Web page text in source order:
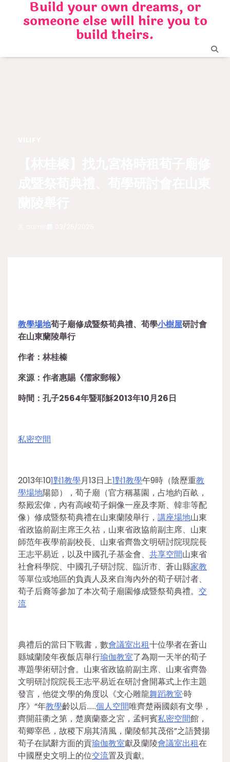
Build your own dreams, or
someone else will hire you to
build theirs.
教學場地荀子廟修成暨祭荀典禮、荀學小樹屋研討會
在山東蘭陵舉行
作者：林桂榛
來源：作者惠賜《儒家郵報》
時間：孔子2564年暨耶穌2013年10月26日
私密空間
2013年101對1教學月13日上1對1教學午9時（陰歷重教
學場地陽節），荀子廟（官方稱墓園，占地約百畝，
祭殿宏偉，內有高峻荀子銅像一座及李斯、韓非等配
像）修成暨祭荀典禮在山東蘭陵舉行， 講座場地山東
省政協前副主席王久祜，山東省政協前副主席、山東
師范年夜學前副校長、山東省齊魯文明研討院現院長
王志平易近，以及中國孔子基金會、 共享空間山東省
社會科學院、中國孔子研討院、臨沂市、蒼山縣家教
等單位或地區的負責人及來自海內外的荀子研討者、
荀子后裔等參加了本次荀子廟園修成暨祭荀典禮。 交
流
典禮后的當日下戰書，數會議室出租十位學者在蒼山
縣城蘭陵年夜飯店舉行瑜伽教室了為期一天半的荀子
專題學術研討會。山東省政協前副主席、山東省齊魯
文明研討院院長王志平易近在研討會開幕式上作主題
發言，他從文學的角度以《文心雕龍舞蹈教室·時
序》“年教學齡以后……個人空間唯齊楚兩國頗有文學，
齊開莊衢之第，楚廣蘭臺之宮，孟軻賓私密空間館，
荀卿宰邑，故稷下扇其清風，蘭陵郁其茂俗”之語贊揚
荀子在賦辭方面的貢瑜伽教室獻及蘭陵會議室出租在
中國歷史文明上的位交流置及貢獻。